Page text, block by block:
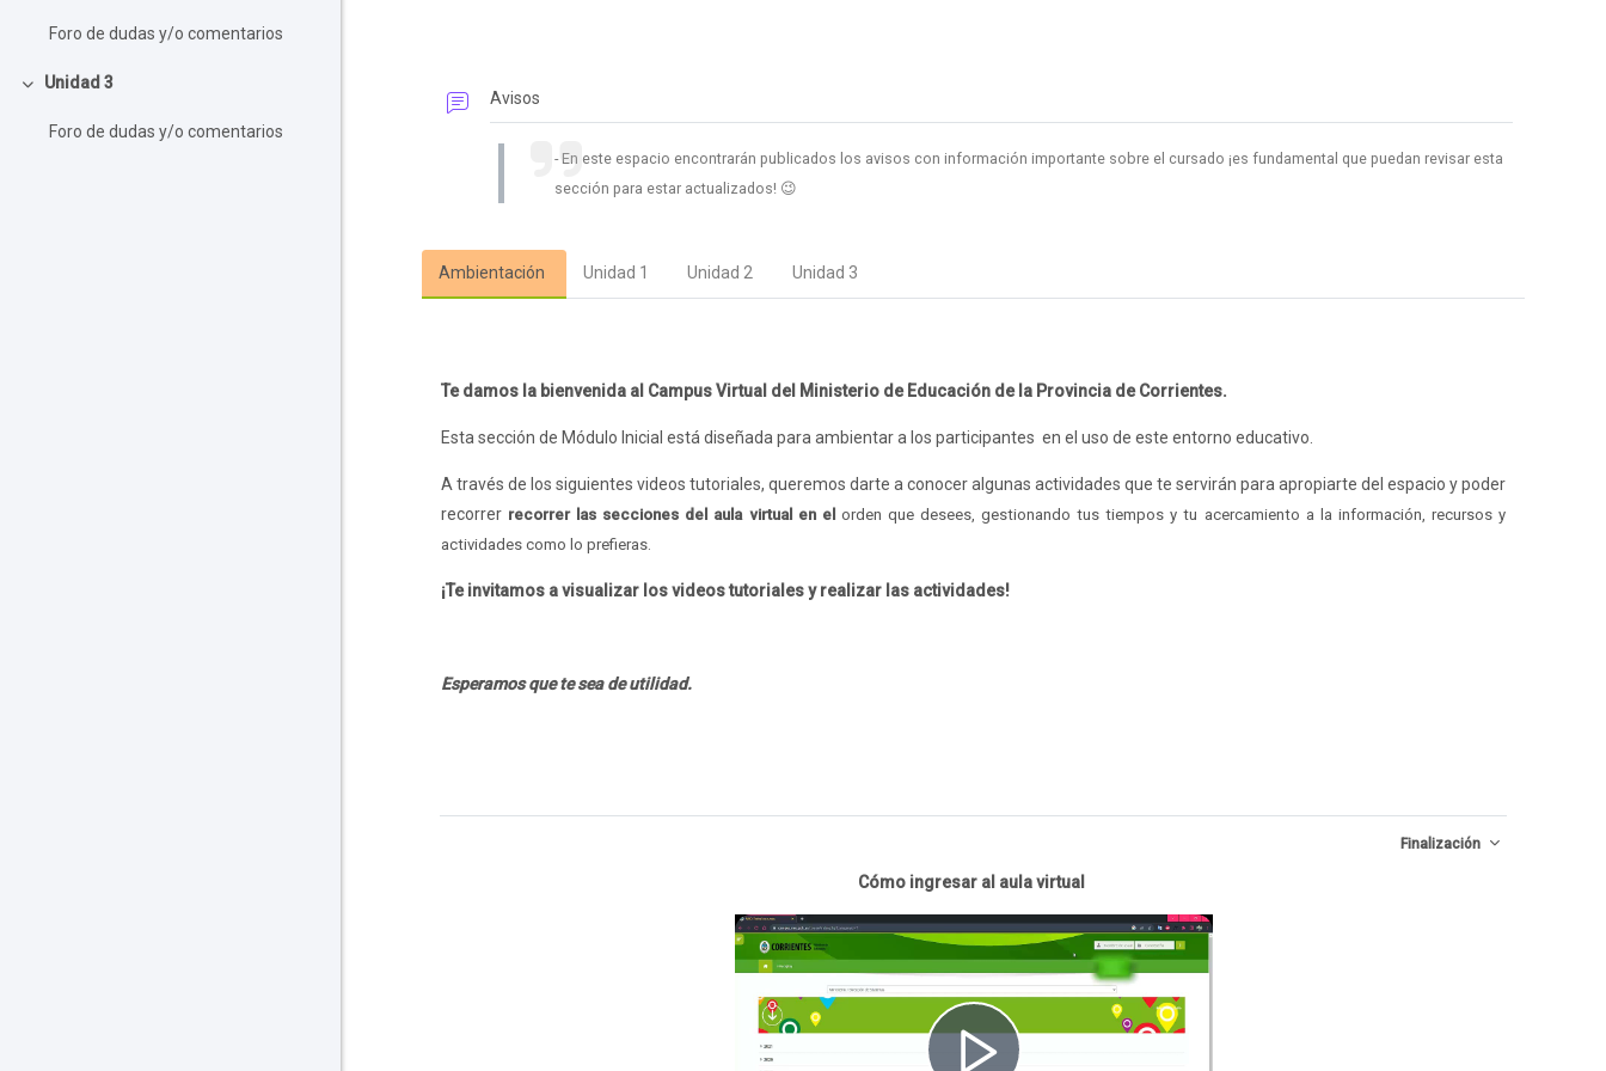
Foro de dudas y/o comentarios
Unidad 3
Foro de dudas y/o comentarios
Avisos
En este espacio encontrarán publicados los avisos con información importante sobre el cursado ¡es fundamental que puedan revisar esta
sección para estar actualizados! 😉
Ambientación Unidad 1 Unidad 2 Unidad 3
Te damos la bienvenida al Campus Virtual del Ministerio de Educación de la Provincia de Corrientes.
Esta sección de Módulo Inicial está diseñada para ambientar a los participantes en el uso de este entorno educativo.
A través de los siguientes videos tutoriales, queremos darte a conocer algunas actividades que te servirán para apropiarte del espacio y poder
recorrer recorrer las secciones del aula virtual en el orden que desees, gestionando tus tiempos y tu acercamiento a la información, recursos y
actividades como lo prefieras.
¡Te invitamos a visualizar los videos tutoriales y realizar las actividades!
Esperamos que te sea de utilidad.
Finalización
Cómo ingresar al aula virtual